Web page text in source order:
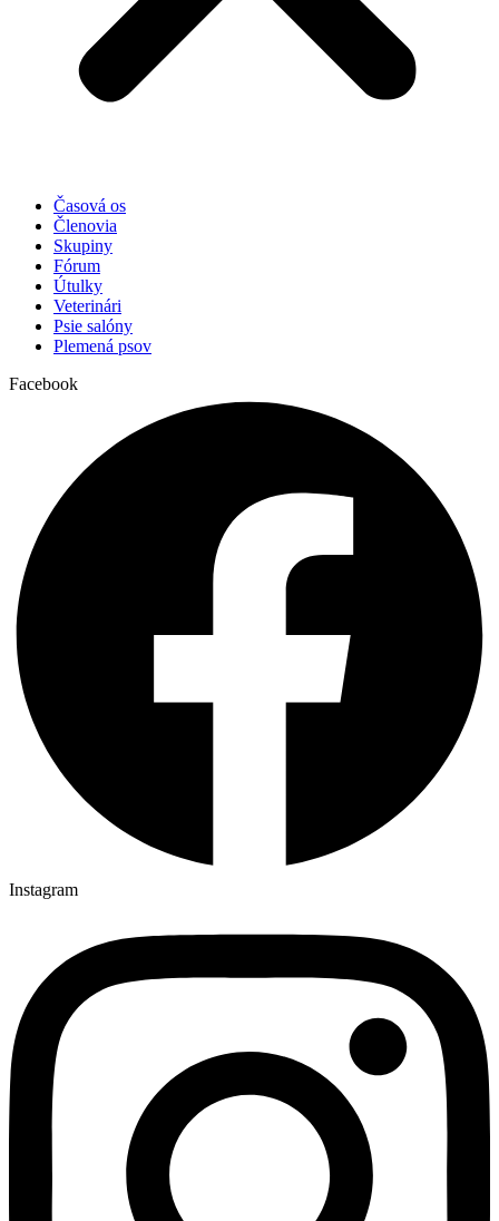
Časová os
Členovia
Skupiny
Fórum
Útulky
Veterinári
Psie salóny
Plemená psov
Facebook
Instagram